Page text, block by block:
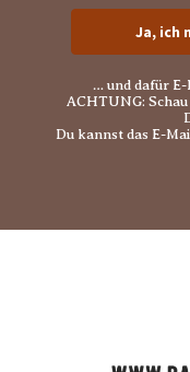
Ja, ich
… und dafür
ACHTUNG:
Du kannst das E-